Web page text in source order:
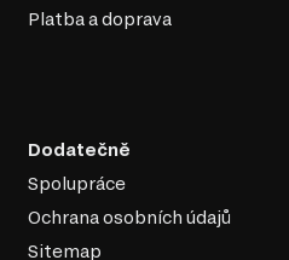
Platba a doprava
Dodatečně
Spolupráce
Ochrana osobních údajů
Sitemap